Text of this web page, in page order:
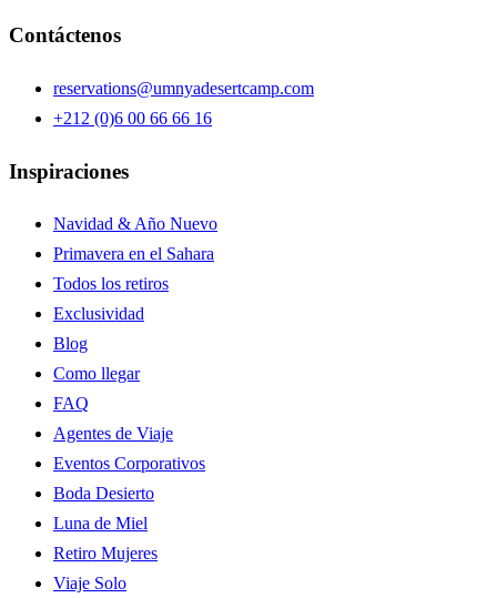
Contáctenos
reservations@umnyadesertcamp.com
+212 (0)6 00 66 66 16
Inspiraciones
Navidad & Año Nuevo
Primavera en el Sahara
Todos los retiros
Exclusividad
Blog
Como llegar
FAQ
Agentes de Viaje
Eventos Corporativos
Boda Desierto
Luna de Miel
Retiro Mujeres
Viaje Solo